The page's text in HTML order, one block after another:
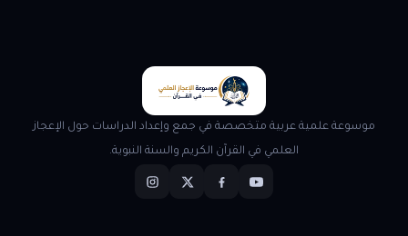
موسوعة علمية عربية متخصصة في جمع وإعداد الدراسات حول الإعجاز
العلمي في القرآن الكريم والسنة النبوية.